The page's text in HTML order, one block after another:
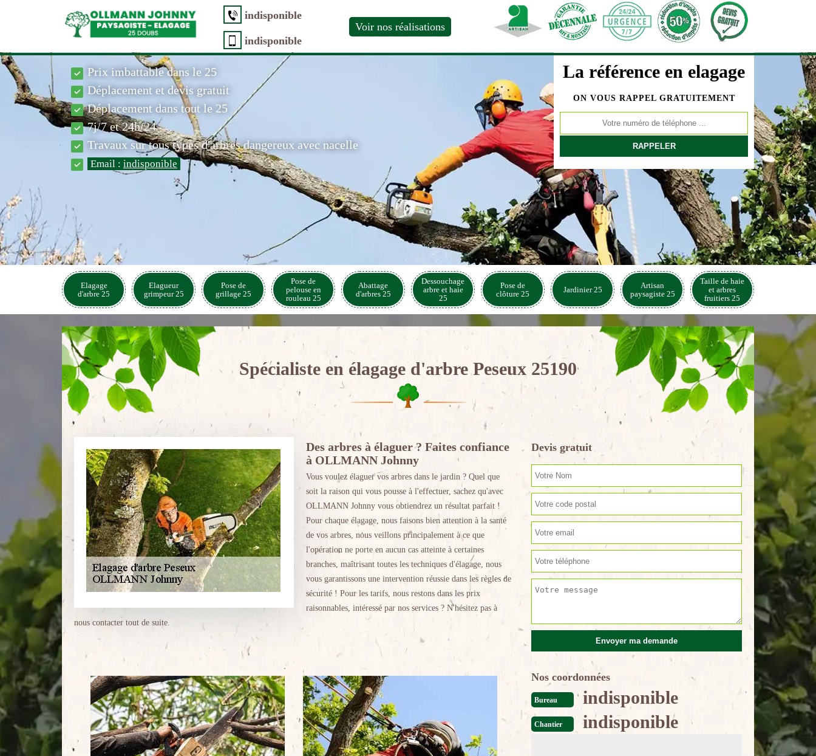
indisponible
indisponible
Voir nos réalisations
La référence en elagage
ON VOUS RAPPEL GRATUITEMENT
Prix imbattable dans le 25
Déplacement et devis gratuit
Déplacement dans tout le 25
7j/7 et 24h/24
Travaux sur tous types d'arbres dangereux avec nacelle
Email : indisponible
Elagage
d'arbre 25
Elagueur
grimpeur 25
Pose de
grillage 25
Pose de
pelouse en
rouleau 25
Abattage
d'arbres 25
Dessouchage
arbre et haie
25
Pose de
clôture 25
Jardinier 25
Artisan
paysagiste 25
Taille de haie
et arbres
fruitiers 25
Spécialiste en élagage d'arbre Peseux 25190
Des arbres à élaguer ? Faites confiance
à OLLMANN Johnny
Vous voulez élaguer vos arbres dans le jardin ? Quel que
soit la raison qui vous pousse à l'effectuer, sachez qu'avec
OLLMANN Johnny vous obtiendrez un résultat parfait !
Pour chaque élagage, nous faisons bien attention à la santé
de vos arbres, nous veillons principalement à ce que
l'opération ne porte en aucun cas atteinte à certaines
branches, maîtrisant toutes les techniques d'élagage, nous
vous garantissons une intervention réussie dans les règles de
sécurité ! Pour les tarifs, nous restons dans les prix
raisonnables, intéressé par nos services ? N'hésitez pas à
nous contacter tout de suite.
Devis gratuit
Nos coordonnées
Bureau indisponible
Chantier indisponible